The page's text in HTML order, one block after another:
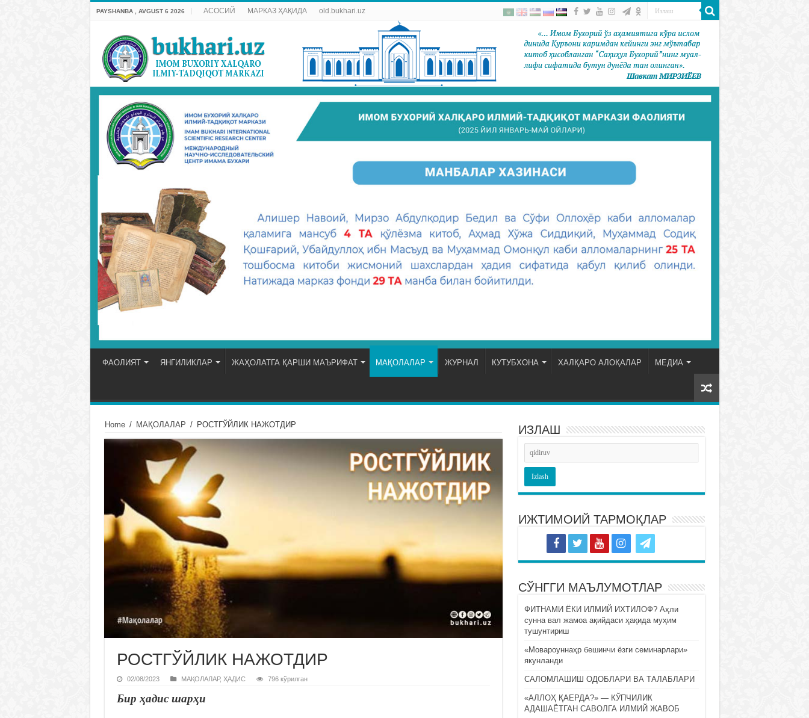
PAYSHANBA , AVGUST 6 2026 АСОСИЙ МАРКАЗ ҲАҚИДА old.bukhari.uz
ФАОЛИЯТ ЯНГИЛИКЛАР ЖАҲОЛАТГА ҚАРШИ МАЪРИФАТ МАҚОЛАЛАР ЖУРНАЛ КУТУБХОНА ХАЛҚАРО АЛОҚАЛАР МЕДИА
Home / МАҚОЛАЛАР / РОСТГЎЙЛИК НАЖОТДИР
РОСТГЎЙЛИК НАЖОТДИР
02/08/2023 МАҚОЛАЛАР, ҲАДИС 796 кўрилган
Бир ҳадис шарҳи
ИЗЛАШ
ИЖТИМОИЙ ТАРМОҚЛАР
СЎНГГИ МАЪЛУМОТЛАР
ФИТНАМИ ЁКИ ИЛМИЙ ИХТИЛОФ? Аҳли
сунна вал жамоа ақийдаси ҳақида муҳим
тушунтириш
«Мовароуннаҳр бешинчи ёзги семинарлари»
якунланди
САЛОМЛАШИШ ОДОБЛАРИ ВА ТАЛАБЛАРИ
«АЛЛОҲ ҚАЕРДА?» — КЎПЧИЛИК
АДАШАЁТГАН САВОЛГА ИЛМИЙ ЖАВОБ